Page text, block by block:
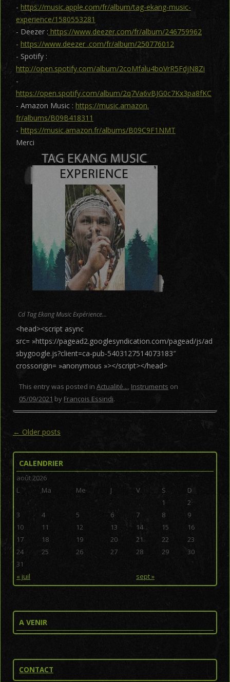
- https://music.apple.com/fr/album/tag-ekang-music-
experience/1580553281
- Deezer : https://www.deezer.com/fr/album/246759962
- https://www.deezer .com/fr/album/250776012
- Spotify :
http://open.spotify.com/album/2coMfalu4boVrR5FdjN8Zi
-
https://open.spotify.com/album/2q7Va6vBJG0c7Kx3pa8fKC
- Amazon Music : https://music.amazon.
fr/albums/B09B418311
- https://music.amazon.fr/albums/B09C9F1NMT
Merci
Cd Tag Ekang Music Expérience…
<head><script async
src= »https://pagead2.googlesyndication.com/pagead/js/ad
sbygoogle.js?client=ca-pub-5403127514073183″
crossorigin= »anonymous »></script></head>
This entry was posted in Actualité... Instruments on
05/09/2021 by François Essindi.
Post navigation
← Older posts
CALENDRIER
août 2026
L
Ma Me J V S D
« juil sept »
1
2
3
4 5 6 7 8
9
10
11 12 13 14 15
16
17
18 19 20 21 22
23
24
25 26 27 28 29
30
31
A VENIR
CONTACT